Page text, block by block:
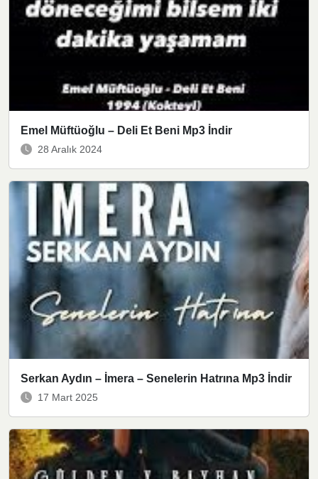
Emel Müftüoğlu – Deli Et Beni Mp3 İndir
28 Aralık 2024
Serkan Aydın – İmera – Senelerin Hatrına Mp3 İndir
17 Mart 2025